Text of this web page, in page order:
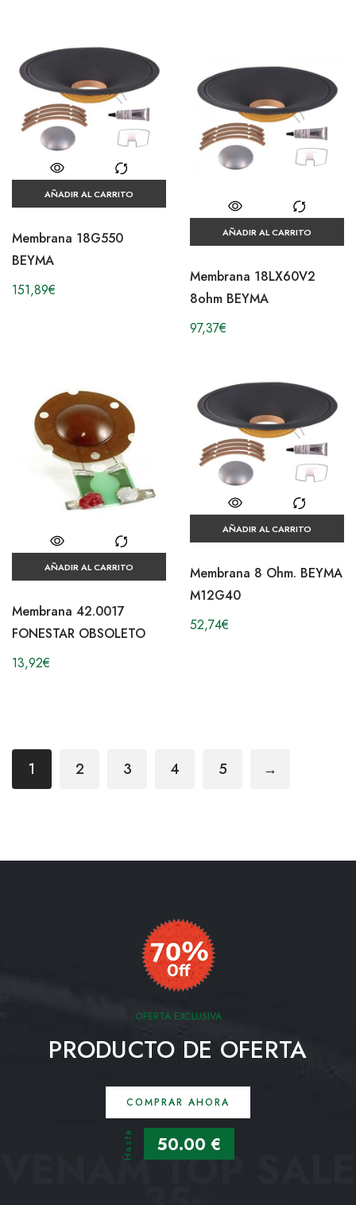
AÑADIR AL CARRITO
Membrana 18G550
BEYMA
151,89€
AÑADIR AL CARRITO
Membrana 18LX60V2
8ohm BEYMA
97,37€
AÑADIR AL CARRITO
Membrana 42.0017
FONESTAR OBSOLETO
13,92€
AÑADIR AL CARRITO
Membrana 8 Ohm. BEYMA
M12G40
52,74€
1 2 3 4 5 →
OFERTA EXCLUSIVA
PRODUCTO DE OFERTA
COMPRAR AHORA
Hasta 50.00 €
VENAM TOP SALE